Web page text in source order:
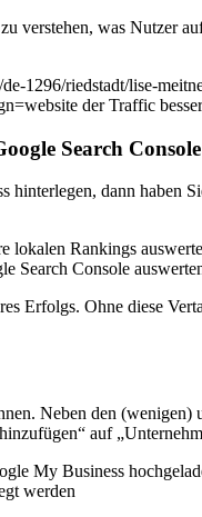
verstehen, was Nutzer
1296/riedstadt/lise-
der Traffic
Search
hinterlegen, dann haben
Search Console
Erfolgs. Ohne diese
Neben den
auf
werden